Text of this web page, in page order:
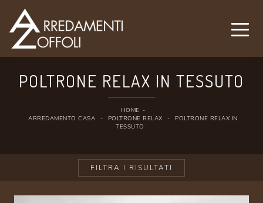
POLTRONE RELAX IN TESSUTO
HOME -
ARREDAMENTO CASA
- POLTRONE RELAX -
POLTRONE RELAX IN
TESSUTO
FILTRA I RISULTATI